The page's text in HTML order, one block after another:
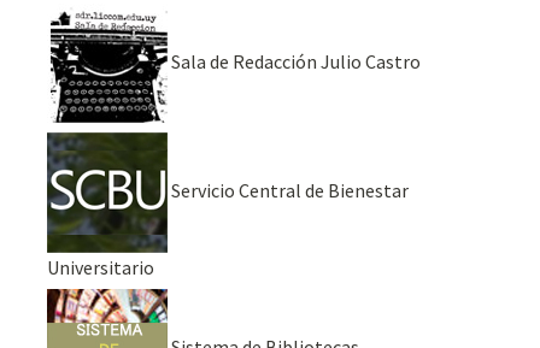
Sala de Redacción Julio Castro
Servicio Central de Bienestar
Universitario